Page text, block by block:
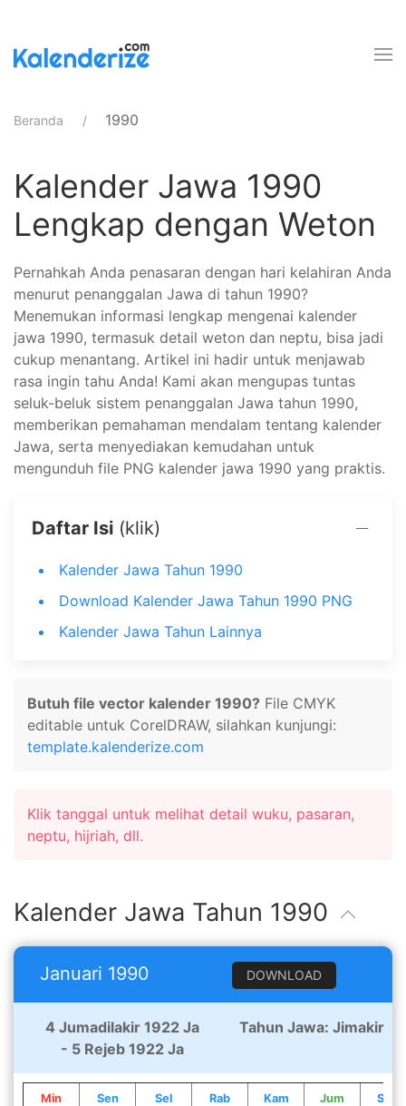
Beranda 1990
Kalender Jawa 1990
Lengkap dengan Weton
Pernahkah Anda penasaran dengan hari kelahiran Anda
menurut penanggalan Jawa di tahun 1990?
Menemukan informasi lengkap mengenai kalender
jawa 1990, termasuk detail weton dan neptu, bisa jadi
cukup menantang. Artikel ini hadir untuk menjawab
rasa ingin tahu Anda! Kami akan mengupas tuntas
seluk-beluk sistem penanggalan Jawa tahun 1990,
memberikan pemahaman mendalam tentang kalender
Jawa, serta menyediakan kemudahan untuk
mengunduh file PNG kalender jawa 1990 yang praktis.
Daftar Isi (klik)
Kalender Jawa Tahun 1990
Download Kalender Jawa Tahun 1990 PNG
Kalender Jawa Tahun Lainnya
Butuh file vector kalender 1990? File CMYK
editable untuk CorelDRAW, silahkan kunjungi:
template.kalenderize.com
Klik tanggal untuk melihat detail wuku, pasaran,
neptu, hijriah, dll.
Kalender Jawa Tahun 1990
Januari 1990 DOWNLOAD
4 Jumadilakir 1922 Ja
- 5 Rejeb 1922 Ja
Tahun Jawa: Jimakir
Min Sen Sel Rab Kam Jum Sab